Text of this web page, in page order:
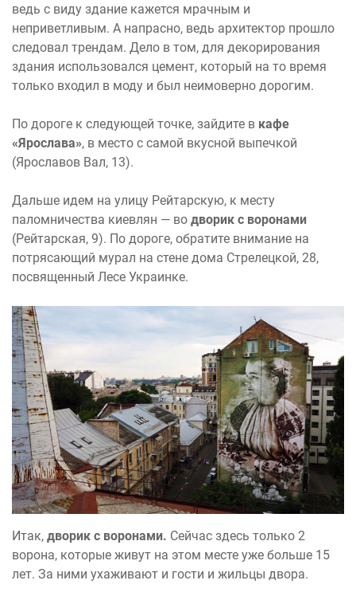
ведь с виду здание кажется мрачным и
неприветливым. А напрасно, ведь архитектор прошло
следовал трендам. Дело в том, для декорирования
здания использовался цемент, который на то время
только входил в моду и был неимоверно дорогим.
По дороге к следующей точке, зайдите в кафе
«Ярослава», в место с самой вкусной выпечкой
(Ярославов Вал, 13).
Дальше идем на улицу Рейтарскую, к месту
паломничества киевлян — во дворик с воронами
(Рейтарская, 9). По дороге, обратите внимание на
потрясающий мурал на стене дома Стрелецкой, 28,
посвященный Лесе Украинке.
Итак, дворик с воронами. Сейчас здесь только 2
ворона, которые живут на этом месте уже больше 15
лет. За ними ухаживают и гости и жильцы двора.